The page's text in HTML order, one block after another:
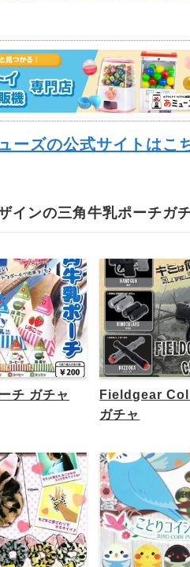
ーズの公式サイトはこ
インの三角牛乳ポーチガ
チ ガチャ
Fieldgear
ガチャ